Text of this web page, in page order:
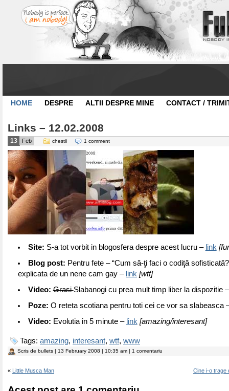
HOME DESPRE ALTII DESPRE MINE CONTACT /
Links – 12.02.2008
13 Feb chestii 1 comment
Site: S-a tot vorbit in blogosfera despre acest lucru – link
Blog post: Pentru fete – “Cum să­-ţi faci o codiţă
explicata de un nene cam gay – link [wtf]
Video: GrasiSlabanogi cu prea mult timp liber la dispozitie
Poze: O reteta scotiana pentru toti cei ce vor sa slabeasca
Video: Evolutia in 5 minute – link [amazing/interesant]
Tags: amazing, interesant, wtf, www
Scris de bullets | 13 February 2008 | 10:35 am | 1 comentariu
« Little Musca Man Cine i-o trage